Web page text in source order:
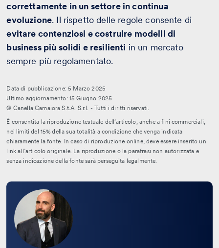
correttamente in un settore in continua
evoluzione. Il rispetto delle regole consente di
evitare contenziosi e costruire modelli di
business più solidi e resilienti in un mercato
sempre più regolamentato.
Data di pubblicazione: 5 Marzo 2025
Ultimo aggiornamento: 15 Giugno 2025
© Canella Camaiora S.t.A. S.r.l. - Tutti i diritti riservati.
È consentita la riproduzione testuale dell’articolo, anche a fini commerciali,
nei limiti del 15% della sua totalità a condizione che venga indicata
chiaramente la fonte. In caso di riproduzione online, deve essere inserito un
link all’articolo originale. La riproduzione o la parafrasi non autorizzata e
senza indicazione della fonte sarà perseguita legalmente.
Leggi
bio